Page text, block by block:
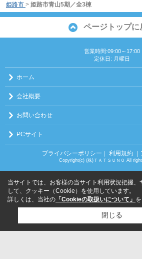
姫路市 > 姫路市青山5期／全3棟
ページトップに
営業時間:09:00～17:00
定休日: 月曜日
ホーム
会社概要
お問い合わせ
PCサイト
プライバシーポリシー ｜ 利用規約
Copyright(c) (株)ＴＡＴＳＵＮＯ All
当サイトでは、お客様の当サイト利用状況把握、
して、クッキー（Cookie）を使用しています。
詳しくは、当社の 「Cookieの取扱いについて」
閉じる